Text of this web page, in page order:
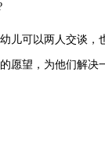
可以两人交谈，
愿望，为他们解决